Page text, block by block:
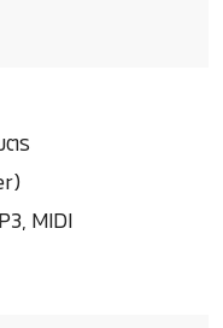
ตร
MIDI